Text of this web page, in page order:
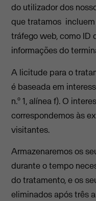
do utilizador dos
que tratamos
tráfego web, como ID
informações do
A licitude para o
é baseada em
n.º 1, alínea f). O
correspondemos às
visitantes.
Armazenaremos os
durante o tempo
do tratamento, e os
eliminados após três